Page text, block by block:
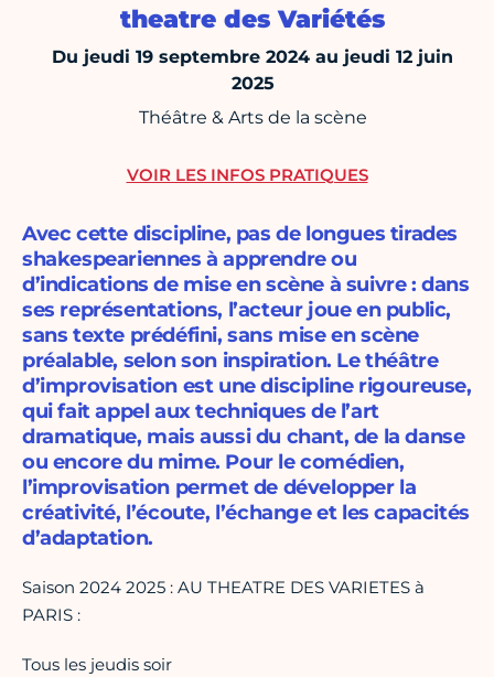
theatre des Variétés
Du jeudi 19 septembre 2024 au jeudi 12 juin
2025
Théâtre & Arts de la scène
Avec cette discipline, pas de longues tirades
shakespeariennes à apprendre ou
d’indications de mise en scène à suivre : dans
ses représentations, l’acteur joue en public,
sans texte prédéfini, sans mise en scène
préalable, selon son inspiration. Le théâtre
d’improvisation est une discipline rigoureuse,
qui fait appel aux techniques de l’art
dramatique, mais aussi du chant, de la danse
ou encore du mime. Pour le comédien,
l’improvisation permet de développer la
créativité, l’écoute, l’échange et les capacités
d’adaptation.
Saison 2024 2025 : AU THEATRE DES VARIETES à
PARIS :
Tous les jeudis soir
VOIR LES INFOS PRATIQUES